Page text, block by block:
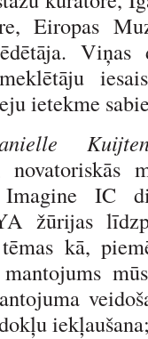
Eiropas
ietekme
Imagine IC
žūrijas
kā,